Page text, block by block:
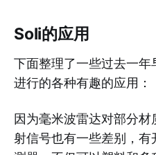
Soli的应用
下面整理了一些过去一
进行的各种有趣的应用：
因为毫米波雷达对部分
射信号也有一些差别，